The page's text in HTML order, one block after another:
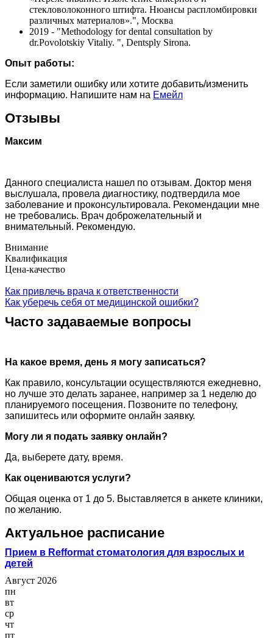
стекловолоконного штифта. Нюансы распломбировки
различных материалов».", Москва
2019 - "Methodology for dental consultation by
dr.Povolotskiy Vitaliy. ", Dentsply Sirona.
Опыт работы:
Если заметили ошибку или хотите добавить/изменить
информацию. Напишите нам на Емейл
Отзывы
Максим
Данного специалиста нашел по отзывам. Доктор меня
выслушала, провела диагностику, подтвердила мое
заболевание и проконсультировала. Рекомендации мне
не требовались. Врач доброжелательный и
внимательный. Рекомендую.
Внимание
Квалификация
Цена-качество
Как привлечь врача к ответственности
Как уберечь себя от медицинской ошибки?
Часто задаваемые вопросы
На какое время, день я могу записаться?
Как правило, консультации осуществляются ежедневно,
но лучше это делать заранее, например за 1 неделю до
планируемого посещения. Позвоните по телефону,
запишитесь или оформите онлайн заявку.
Могу ли я подать заявку онлайн?
Да, выберете дату, время.
Как оцениваются услуги?
Общая оценка от 1 до 5. Выставляется в анкете клиники,
по желанию.
Актуальное расписание
Прием в Refformat стоматология для взрослых и
детей
Август 2026
пн
вт
ср
чт
пт